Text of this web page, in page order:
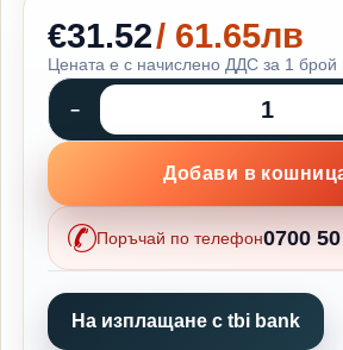
€31.52/ 61.65лв
Цената е с начислено ДДС за 1 брой
Добави в
Поръчай по телефон0700
На изплащане с tbi bank